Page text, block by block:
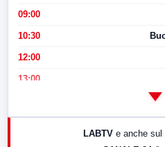
09:00
10:30
12:00
13:00
LABTV e anche sul